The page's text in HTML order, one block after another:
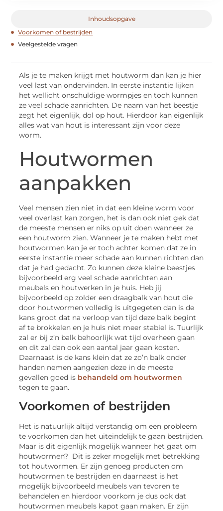
Inhoudsopgave
Voorkomen of bestrijden
Veelgestelde vragen
Als je te maken krijgt met houtworm dan kan je hier
veel last van ondervinden. In eerste instantie lijken
het wellicht onschuldige wormpjes en toch kunnen
ze veel schade aanrichten. De naam van het beestje
zegt het eigenlijk, dol op hout. Hierdoor kan eigenlijk
alles wat van hout is interessant zijn voor deze
worm.
Houtwormen
aanpakken
Veel mensen zien niet in dat een kleine worm voor
veel overlast kan zorgen, het is dan ook niet gek dat
de meeste mensen er niks op uit doen wanneer ze
een houtworm zien. Wanneer je te maken hebt met
houtwormen kan je er toch achter komen dat ze in
eerste instantie meer schade aan kunnen richten dan
dat je had gedacht. Zo kunnen deze kleine beestjes
bijvoorbeeld erg veel schade aanrichten aan
meubels en houtwerken in je huis. Heb jij
bijvoorbeeld op zolder een draagbalk van hout die
door houtwormen volledig is uitgegeten dan is de
kans groot dat na verloop van tijd deze balk begint
af te brokkelen en je huis niet meer stabiel is. Tuurlijk
zal er bij z’n balk behoorlijk wat tijd overheen gaan
en dit zal dan ook een aantal jaar gaan kosten.
Daarnaast is de kans klein dat ze zo’n balk onder
handen nemen aangezien deze in de meeste
gevallen goed is behandeld om houtwormen
tegen te gaan.
Voorkomen of bestrijden
Het is natuurlijk altijd verstandig om een probleem
te voorkomen dan het uiteindelijk te gaan bestrijden.
Maar is dit eigenlijk mogelijk wanneer het gaat om
houtwormen? Dit is zeker mogelijk met betrekking
tot houtwormen. Er zijn genoeg producten om
houtwormen te bestrijden en daarnaast is het
mogelijk bijvoorbeeld meubels van tevoren te
behandelen en hierdoor voorkom je dus ook dat
houtwormen meubels kapot gaan maken. Er zijn